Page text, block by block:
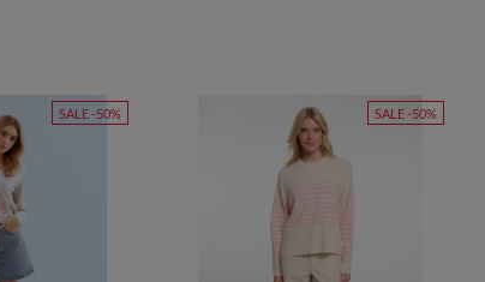
SALE -50% SALE -50%